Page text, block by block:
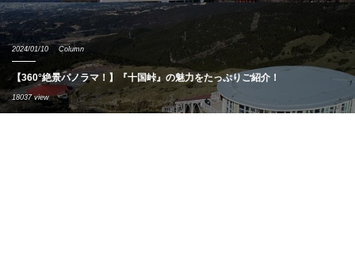
2024/01/10 Column
【360°絶景パノラマ！】『十国峠』の魅力をたっぷりご紹介！
18037 view